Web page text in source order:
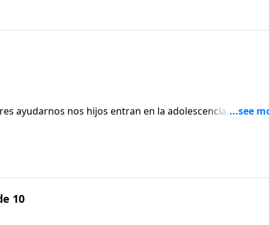
ayudarnos nos hijos entran en la adolescencia,
como padres, y luego les ayudarnos a estar
10